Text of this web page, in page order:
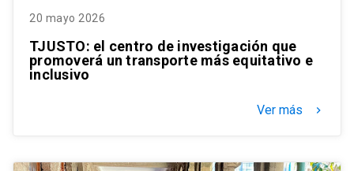
20 mayo 2026
TJUSTO: el centro de investigación que
promoverá un transporte más equitativo e
inclusivo
Ver más keyboard_arrow_right